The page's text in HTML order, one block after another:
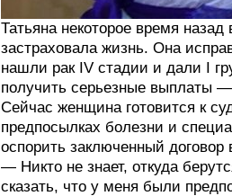
Татьяна некоторое время
застраховала жизнь. Она
нашли рак IV стадии и дали I
получить серьезные выплаты
Сейчас женщина готовится к
предпосылках болезни и
оспорить заключенный договор
— Никто не знает, откуда
сказать, что у меня были